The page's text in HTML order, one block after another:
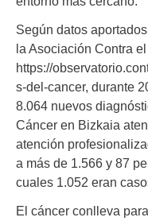
Según datos
la Asociación Contra
https://
s-del-cancer, durante
8.064 nuevos
Cáncer en Bizkaia
atención
a más de 1.566 y 87
cuales 1.052 eran
El cáncer conlleva